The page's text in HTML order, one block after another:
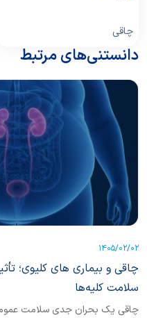
چاقی
دانستنی‌های مرتبط
1405/02/02
چاقی و بیماری های کلیوی؛
سلامت کلیه‌ها
چاقی یک بحران جدی سلامت